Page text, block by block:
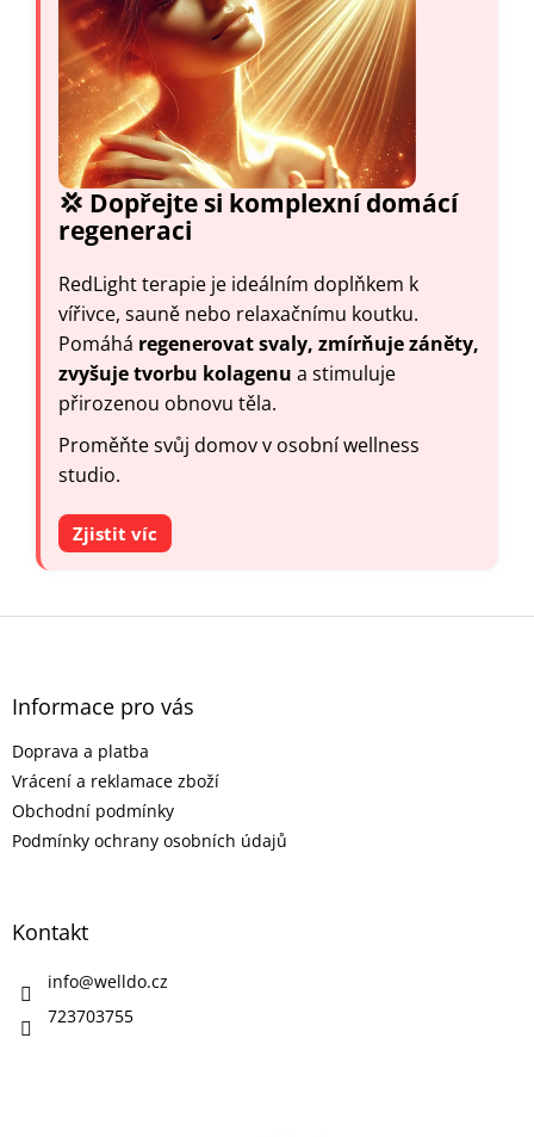
💢 Dopřejte si komplexní domácí
regeneraci
RedLight terapie je ideálním doplňkem k
vířivce, sauně nebo relaxačnímu koutku.
Pomáhá regenerovat svaly, zmírňuje záněty,
zvyšuje tvorbu kolagenu a stimuluje
přirozenou obnovu těla.
Proměňte svůj domov v osobní wellness
studio.
Zjistit víc
Z
Informace pro vás
Doprava a platba
Vrácení a reklamace zboží
Obchodní podmínky
Podmínky ochrany osobních údajů
Kontakt
info@welldo.cz
723703755